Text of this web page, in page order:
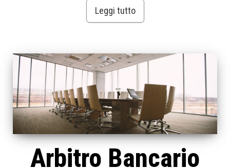
Leggi tutto
Arbitro Bancario